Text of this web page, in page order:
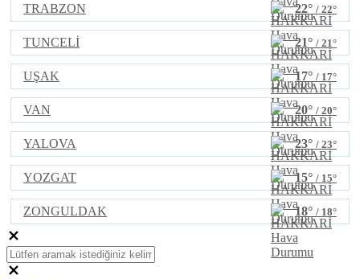
TRABZON 22° / 22°
TUNCELİ 21° / 21°
UŞAK 17° / 17°
VAN 20° / 20°
YALOVA 23° / 23°
YOZGAT 15° / 15°
ZONGULDAK 18° / 18°